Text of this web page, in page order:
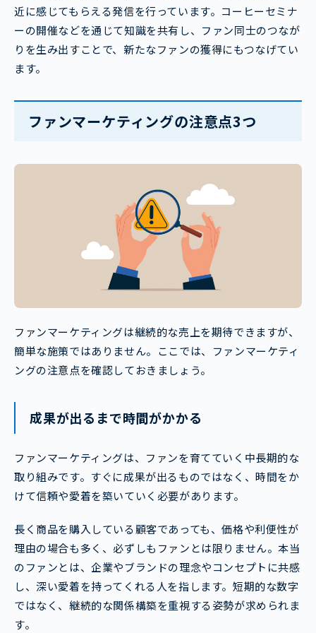
近に感じてもらえる発信を行っています。コーヒーセミナ
ーの開催などを通じて知識を共有し、ファン同士のつなが
りを生み出すことで、新たなファンの獲得にもつなげてい
ます。
ファンマーケティングの注意点3つ
ファンマーケティングは継続的な売上を期待できますが、
簡単な施策ではありません。ここでは、ファンマーケティ
ングの注意点を確認しておきましょう。
成果が出るまで時間がかかる
ファンマーケティングは、ファンを育てていく中長期的な
取り組みです。すぐに成果が出るものではなく、時間をか
けて信頼や愛着を築いていく必要があります。
長く商品を購入している顧客であっても、価格や利便性が
理由の場合も多く、必ずしもファンとは限りません。本当
のファンとは、企業やブランドの理念やコンセプトに共感
し、深い愛着を持ってくれる人を指します。短期的な数字
ではなく、継続的な関係構築を重視する姿勢が求められま
す。